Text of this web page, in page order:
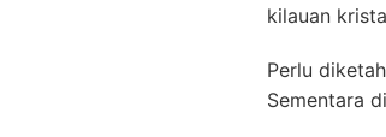
kilauan
Perlu
Sementara